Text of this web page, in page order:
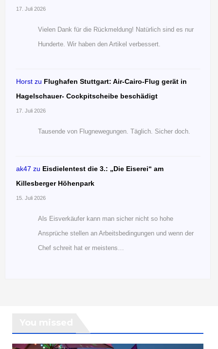
17. Juli 2026
Vielen Dank für die Rückmeldung! Natürlich sind es nur
Hunderte. Wir haben den Artikel verbessert.
Horst zu Flughafen Stuttgart: Air-Cairo-Flug gerät in
Hagelschauer- Cockpitscheibe beschädigt
17. Juli 2026
Tausende von Flugnewegungen. Täglich. Sicher doch.
ak47 zu Eisdielentest die 3.: „Die Eiserei“ am
Killesberger Höhenpark
15. Juli 2026
Als Eisverkäufer kann man sicher nicht so hohe
Ansprüche stellen an Arbeitsbedingungen und wenn der
Chef schreit hat er meistens…